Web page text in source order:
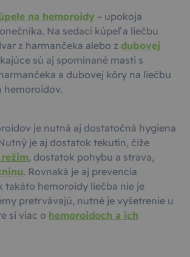
na hemoroidy – upokoja
Na sedací kúpeľ a liečbu
z harmančeka alebo z dubovej
sú aj spomínané masti s
a dubovej kôry na liečbu
hemoroidov.
je nutná aj dostatočná hygiena
je aj dostatok tekutín, čiže
, dostatok pohybu a strava,
. Rovnaká je aj prevencia
takáto hemoroidy liečba nie je
pretrvávajú, nutné je vyšetrenie u
si viac o hemoroidoch a ich